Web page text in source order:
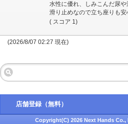
水性に優れ、しみこんだ尿
滑り止めなので立ち座りも安
( スコア 1)
(2026/8/07 02:27 現在)
店舗登録（無料）
Copyright(C) 2026 Next Hands